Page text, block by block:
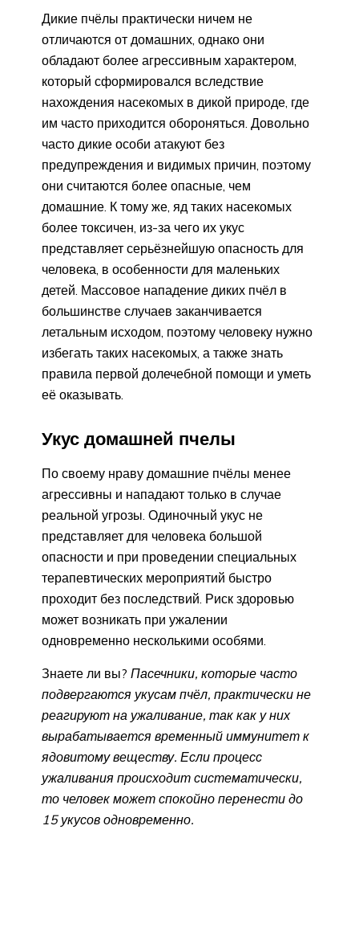
Дикие пчёлы практически ничем не
отличаются от домашних, однако они
обладают более агрессивным характером,
который сформировался вследствие
нахождения насекомых в дикой природе, где
им часто приходится обороняться. Довольно
часто дикие особи атакуют без
предупреждения и видимых причин, поэтому
они считаются более опасные, чем
домашние. К тому же, яд таких насекомых
более токсичен, из-за чего их укус
представляет серьёзнейшую опасность для
человека, в особенности для маленьких
детей. Массовое нападение диких пчёл в
большинстве случаев заканчивается
летальным исходом, поэтому человеку нужно
избегать таких насекомых, а также знать
правила первой долечебной помощи и уметь
её оказывать.
Укус домашней пчелы
По своему нраву домашние пчёлы менее
агрессивны и нападают только в случае
реальной угрозы. Одиночный укус не
представляет для человека большой
опасности и при проведении специальных
терапевтических мероприятий быстро
проходит без последствий. Риск здоровью
может возникать при ужалении
одновременно несколькими особями.
Знаете ли вы? Пасечники, которые часто
подвергаются укусам пчёл, практически не
реагируют на ужаливание, так как у них
вырабатывается временный иммунитет к
ядовитому веществу. Если процесс
ужаливания происходит систематически,
то человек может спокойно перенести до
15 укусов одновременно.